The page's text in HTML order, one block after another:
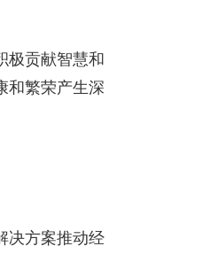
极贡献智慧和
和繁荣产生深
决方案推动经